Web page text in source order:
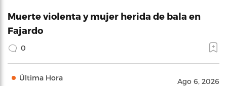
Muerte violenta y mujer herida de bala en
Fajardo
0
Última Hora Ago 6, 2026